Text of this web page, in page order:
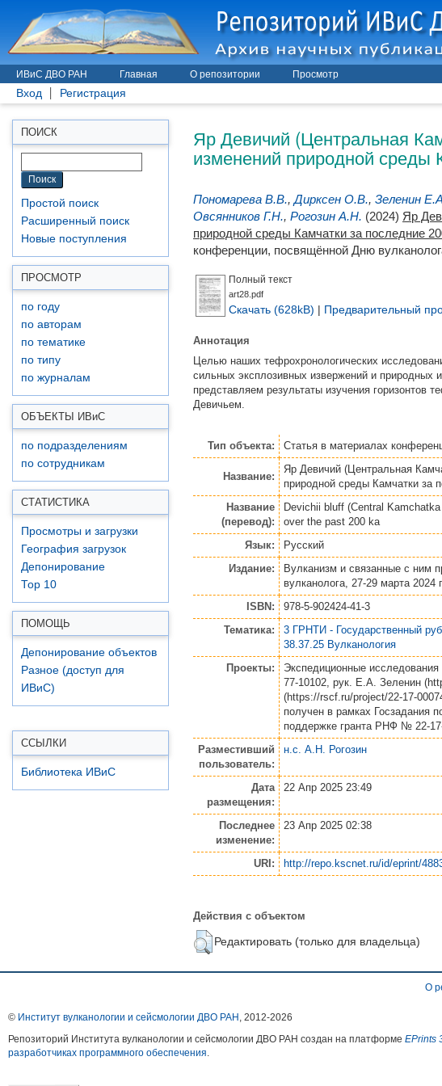
ИВиС ДВО РАН Главная О репозитории Просмотр
Вход Регистрация
ПОИСК
Простой поиск
Расширенный поиск
Новые поступления
ПРОСМОТР
по году
по авторам
по тематике
по типу
по журналам
ОБЪЕКТЫ ИВиС
по подразделениям
по сотрудникам
СТАТИСТИКА
Просмотры и загрузки
География загрузок
Депонирование
Top 10
ПОМОЩЬ
Депонирование объектов
Разное (доступ для
ИВиС)
ССЫЛКИ
Библиотека ИВиС
Яр Девичий (Центральная
изменений природной среды
Пономарева В.В.,Дирксен О.В., Зеленин
Овсянников Г.Н., Рогозин А.Н. (2024) Яр
природной среды Камчатки за последние
конференции, посвящённой Дню
Полный текст
art28.pdf
Скачать (628kB) | Предварительный
Аннотация
Целью наших тефрохронологических
сильных эксплозивных извержений и природных
представляем результаты изучения горизонтов
Девичьем.
Тип объекта: Статья в материалах
Название:
Яр Девичий (Центральная
природной среды Камчатки за
Название
(перевод):
Devichii bluff (Central
over the past 200 ka
Язык:
Русский
Издание:
Вулканизм и связанные с ним
вулканолога, 27-29 марта 2024 г.
ISBN:
978-5-902424-41-3
Тематика:
3 ГРНТИ - Государственный
38.37.25 Вулканология
Проекты:
Экспедиционные
77-10102, рук. Е.А. Зеленин
(https://rscf.ru/project/22-17-
получен в рамках Госзадания
поддержке гранта РНФ № 22-
Разместивший
пользователь:
н.с. А.Н. Рогозин
Дата
размещения:
22 Апр 2025 23:49
Последнее
изменение:
23 Апр 2025 02:38
URI: http://repo.kscnet.ru/id/eprint/
Действия с объектом
Редактировать (только для владельца)
О
© Институт вулканологии и сейсмологии ДВО РАН , 2012-2026
Репозиторий Института вулканологии и сейсмологии ДВО РАН создан на платформе EPrints
разработчиках программного обеспечения